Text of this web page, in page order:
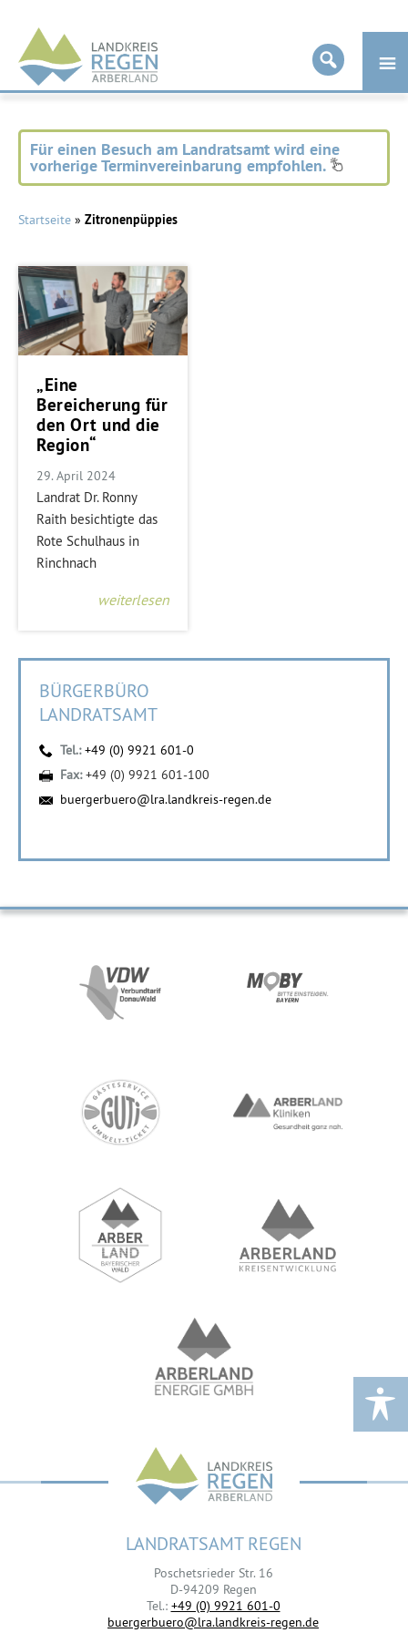
Landkreis
Regen
Für einen Besuch am Landratsamt wird eine
vorherige Terminvereinbarung empfohlen.
Startseite » Zitronenpüppies
„Eine
Bereicherung für
den Ort und die
Region“
29. April 2024
Landrat Dr. Ronny
Raith besichtigte das
Rote Schulhaus in
Rinchnach
weiterlesen
BÜRGERBÜRO
LANDRATSAMT
Tel.:+49 (0) 9921 601-0
Fax:+49 (0) 9921 601-100
buergerbuero@lra.landkreis-regen.de
LANDRATSAMT REGEN
Poschetsrieder Str. 16
D-94209 Regen
Tel.: +49 (0) 9921 601-0
buergerbuero@lra.landkreis-regen.de